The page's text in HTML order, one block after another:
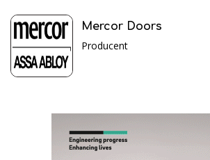
Mercor Doors
Producent